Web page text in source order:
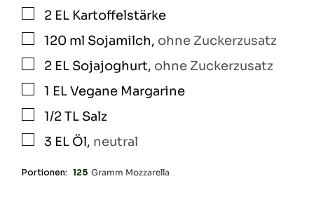
▢
2 EL Kartoffelstärke
▢
120 ml Sojamilch, ohne Zuckerzusatz
▢
2 EL Sojajoghurt, ohne Zuckerzusatz
▢
1 EL Vegane Margarine
▢
1/2 TL Salz
▢
3 EL Öl, neutral
Portionen: 125 Gramm Mozzarella